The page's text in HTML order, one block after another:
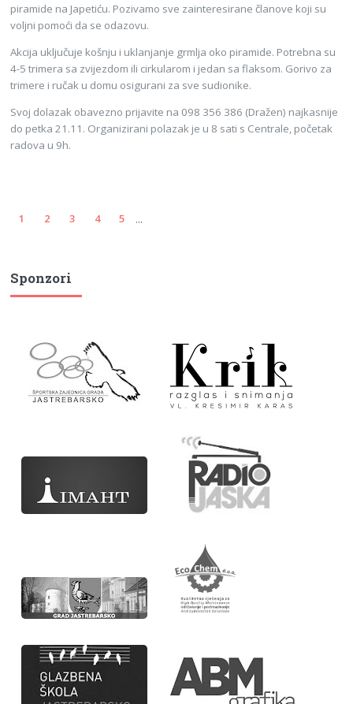
piramide na Japetiću. Pozivamo sve zainteresirane članove koji su
voljni pomoći da se odazovu.
Akcija uključuje košnju i uklanjanje grmlja oko piramide. Potrebna su
4-5 trimera sa zvijezdom ili cirkularom i jedan sa flaksom. Gorivo za
trimere i ručak u domu osigurani za sve sudionike.
Svoj dolazak obavezno prijavite na 098 356 386 (Dražen) najkasnije
do petka 21.11. Organizirani polazak je u 8 sati s Centrale, početak
radova u 9h.
1 2 3 4 5 ...
Sponzori